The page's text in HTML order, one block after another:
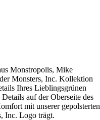
Monstropolis, Mike
Monsters, Inc. Kollektion
Ihres Lieblingsgrünen
auf der Oberseite des
mit unserer gepolsterten
Inc. Logo trägt.